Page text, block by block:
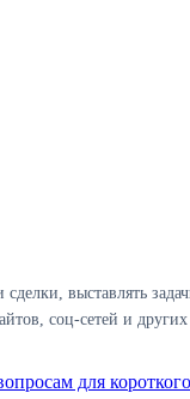
выставлять
соц-сетей и
для